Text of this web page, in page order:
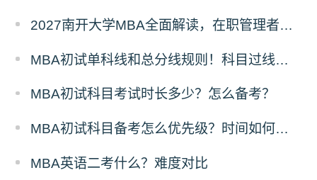
2027南开大学MBA全面解读，在职管理者择校优选
MBA初试单科线和总分线规则！科目过线标准
MBA初试科目考试时长多少？怎么备考？
MBA初试科目备考怎么优先级？时间如何分配？
MBA英语二考什么？难度对比